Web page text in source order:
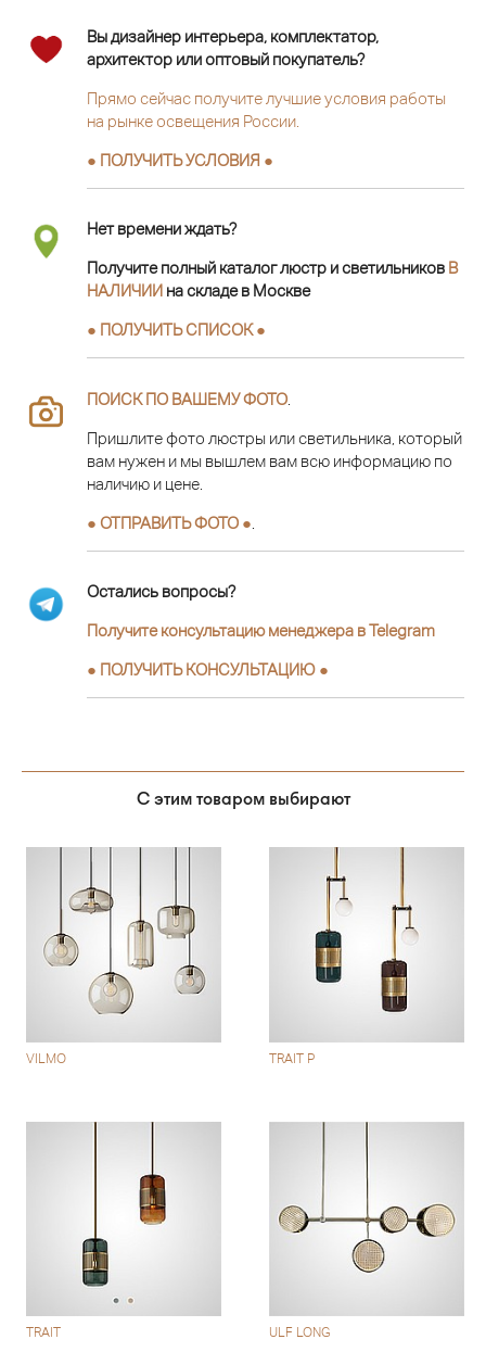
Вы дизайнер интерьера, комплектатор,
архитектор или оптовый покупатель?
Прямо сейчас получите лучшие условия работы
на рынке освещения России.
● ПОЛУЧИТЬ УСЛОВИЯ ●
Нет времени ждать?
Получите полный каталог люстр и светильников В
НАЛИЧИИ на складе в Москве
● ПОЛУЧИТЬ СПИСОК ●
ПОИСК ПО ВАШЕМУ ФОТО
Пришлите фото люстры или светильника, который
вам нужен и мы вышлем вам всю информацию по
наличию и цене.
● ОТПРАВИТЬ ФОТО ●
Остались вопросы?
Получите консультацию менеджера в Telegram
● ПОЛУЧИТЬ КОНСУЛЬТАЦИЮ ●
С этим товаром выбирают
VILMO TRAIT P
TRAIT ULF LONG